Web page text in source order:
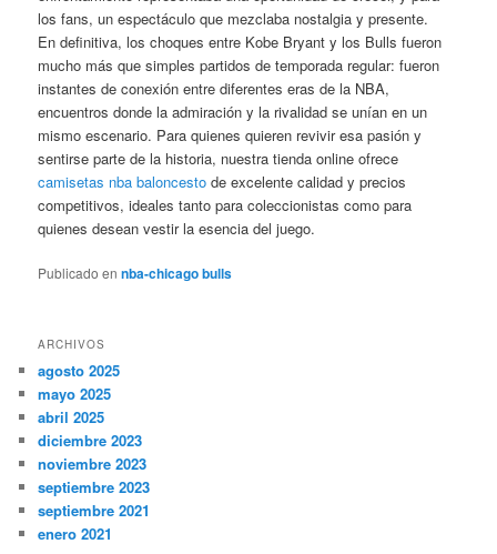
los fans, un espectáculo que mezclaba nostalgia y presente.
En definitiva, los choques entre Kobe Bryant y los Bulls fueron
mucho más que simples partidos de temporada regular: fueron
instantes de conexión entre diferentes eras de la NBA,
encuentros donde la admiración y la rivalidad se unían en un
mismo escenario. Para quienes quieren revivir esa pasión y
sentirse parte de la historia, nuestra tienda online ofrece
camisetas nba baloncesto de excelente calidad y precios
competitivos, ideales tanto para coleccionistas como para
quienes desean vestir la esencia del juego.
Publicado en nba-chicago bulls
ARCHIVOS
agosto 2025
mayo 2025
abril 2025
diciembre 2023
noviembre 2023
septiembre 2023
septiembre 2021
enero 2021